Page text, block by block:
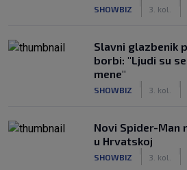
SHOWBIZ 3. kol.
Slavni glazbenik
borbi: "Ljudi su
mene"
SHOWBIZ 3. kol.
Novi Spider-Man
u Hrvatskoj
SHOWBIZ 3. kol.